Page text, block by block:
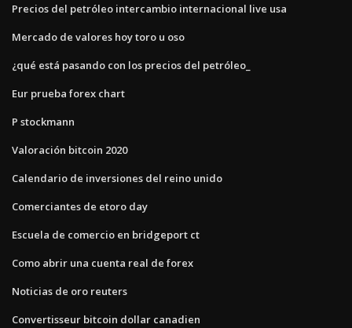
Precios del petróleo intercambio internacional live usa
Mercado de valores hoy toro u oso
¿qué está pasando con los precios del petróleo_
Eur prueba forex chart
P stockmann
Valoración bitcoin 2020
Calendario de inversiones del reino unido
Comerciantes de etoro day
Escuela de comercio en bridgeport ct
Como abrir una cuenta real de forex
Noticias de oro reuters
Convertisseur bitcoin dollar canadien